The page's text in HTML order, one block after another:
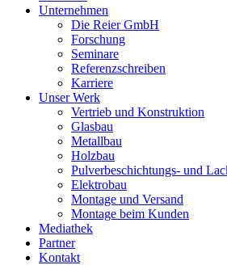
Unternehmen
Die Reier GmbH
Forschung
Seminare
Referenzschreiben
Karriere
Unser Werk
Vertrieb und Konstruktion
Glasbau
Metallbau
Holzbau
Pulverbeschichtungs- und
Elektrobau
Montage und Versand
Montage beim Kunden
Mediathek
Partner
Kontakt